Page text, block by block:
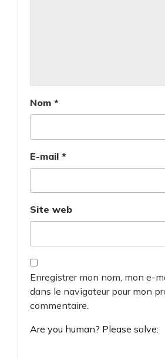
Nom *
E-mail *
Site web
Enregistrer mon nom, mon e-
dans le navigateur pour mon
commentaire.
Are you human? Please solve: